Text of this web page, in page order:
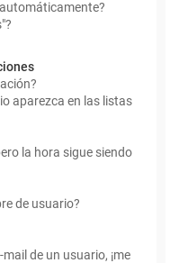
aparezca en las listas
la hora sigue siendo
de usuario?
de un usuario, ¡me